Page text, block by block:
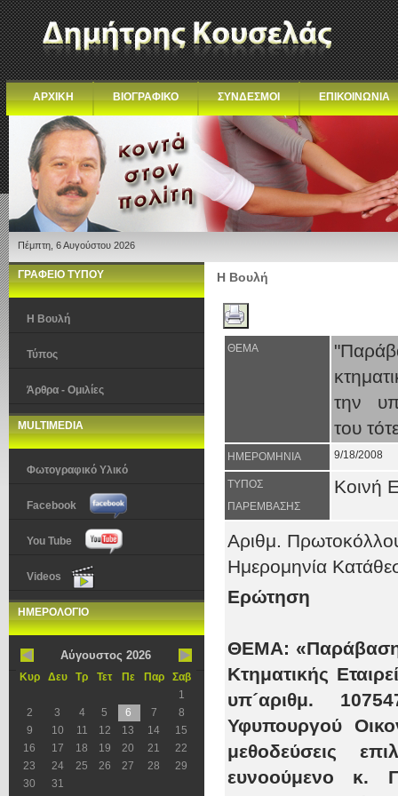
ΑΡΧΙΚΗ ΒΙΟΓΡΑΦΙΚΟ ΣΥΝΔΕΣΜΟΙ ΕΠΙΚΟΙΝΩΝΙΑ
Πέμπτη, 6 Αυγούστου 2026
ΓΡΑΦΕΙΟ ΤΥΠΟΥ
Η Βουλή
Τύπος
Άρθρα - Ομιλίες
MULTIMEDIA
Φωτογραφικό Υλικό
Facebook
You Tube
Videos
ΗΜΕΡΟΛΟΓΙΟ
Αύγουστος 2026
Κυρ Δευ Τρ Τετ Πε Παρ
Σαβ
1
2
3 4 5 6 7
8
9
10 11 12 13 14
15
16
17 18 19 20 21
22
23
24 25 26 27 28
29
30
31
Η Βουλή
ΘΕΜΑ
την
του
ΗΜΕΡΟΜΗΝΙΑ 9/18/2008
ΤΥΠΟΣ
ΠΑΡΕΜΒΑΣΗΣ
Κοινή
Αριθμ.
Ημερομηνία
Ερώτηση
ΘΕΜΑ: «Παράβαση
Κτηματικής
υπ´αριθμ.
Υφυπουργού
μεθοδεύσεις
ευνοούμενο κ.